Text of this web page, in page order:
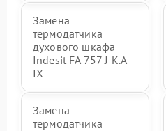
Замена
термодатчика
духового шкафа
Indesit FA 757 J K.A
IX
Замена
термодатчика